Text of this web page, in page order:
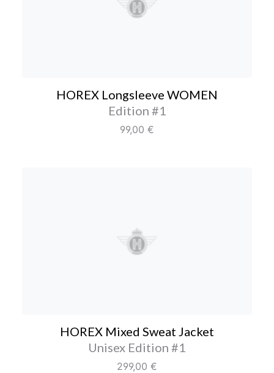
HOREX Longsleeve
HOREX Longsleeve WOMEN
Edition #1
Regulärer Preis:
99,00 €
HOREX Mixed Sweat
HOREX Mixed Sweat Jacket
Unisex Edition #1
Regulärer Preis:
299,00 €